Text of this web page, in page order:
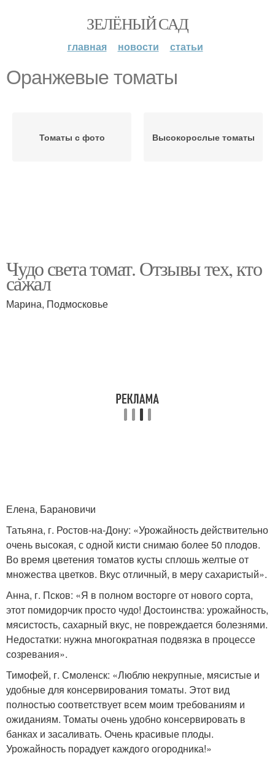
ЗЕЛЁНЫЙ САД
главная новости статьи
Оранжевые томаты
Томаты с фото Высокорослые томаты
Чудо света томат. Отзывы тех, кто
сажал
Марина, Подмосковье
Елена, Барановичи
Татьяна, г. Ростов-на-Дону: «Урожайность действительно
очень высокая, с одной кисти снимаю более 50 плодов.
Во время цветения томатов кусты сплошь желтые от
множества цветков. Вкус отличный, в меру сахаристый».
Анна, г. Псков: «Я в полном восторге от нового сорта,
этот помидорчик просто чудо! Достоинства: урожайность,
мясистость, сахарный вкус, не повреждается болезнями.
Недостатки: нужна многократная подвязка в процессе
созревания».
Тимофей, г. Смоленск: «Люблю некрупные, мясистые и
удобные для консервирования томаты. Этот вид
полностью соответствует всем моим требованиям и
ожиданиям. Томаты очень удобно консервировать в
банках и засаливать. Очень красивые плоды.
Урожайность порадует каждого огородника!»